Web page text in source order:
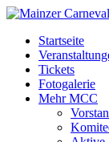
Startseite
Tickets
Fotogalerie
Mehr MCC